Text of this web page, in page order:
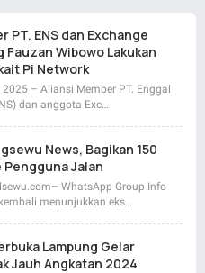
PT. ENS dan Exchange
Fauzan Wibowo Lakukan
Pi Network
– Aliansi Member PT. Enggal
dan anggota Exc…
News, Bagikan 150
Pengguna Jalan
WhatsApp Group Info
menunjukkan eks…
Lampung Gelar
Jauh Angkatan 2024